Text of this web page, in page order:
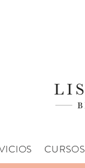
CURSOS